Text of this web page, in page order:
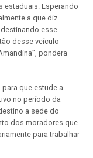
estaduais. Esperando
a que diz
esse
desse veículo
pondera
que estude a
no período da
a sede do
dos moradores que
para trabalhar